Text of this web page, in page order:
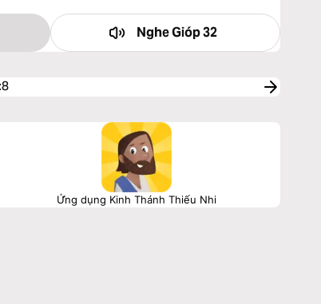
NgheGióp 32
Ứng dụng Kinh Thánh Thiếu Nhi